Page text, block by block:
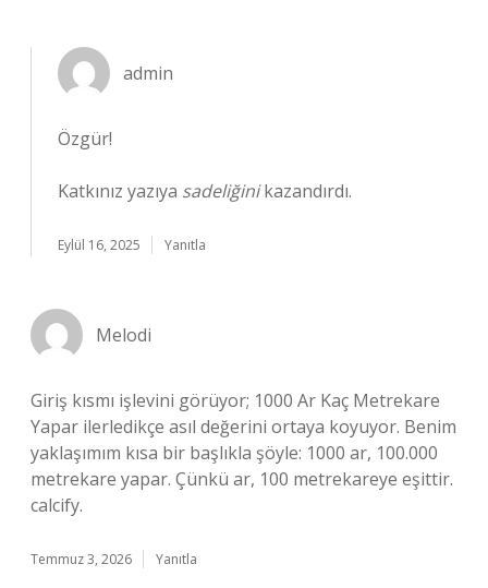
admin
Özgür!
Katkınız yazıya sadeliğinikazandırdı.
Eylül 16, 2025 Yanıtla
Melodi
Giriş kısmı işlevini görüyor; 1000 Ar Kaç Metrekare
Yapar ilerledikçe asıl değerini ortaya koyuyor. Benim
yaklaşımım kısa bir başlıkla şöyle: 1000 ar, 100.000
metrekare yapar. Çünkü ar, 100 metrekareye eşittir.
calcify.
Temmuz 3, 2026 Yanıtla